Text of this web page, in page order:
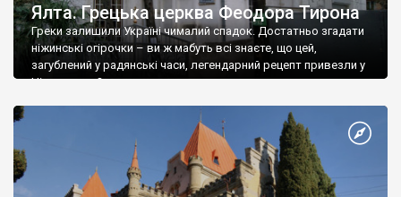
Ялта. Грецька церква Феодора Тирона
Греки залишили Україні чималий спадок. Достатньо згадати
ніжинські огірочки – ви ж мабуть всі знаєте, що цей,
загублений у радянські часи, легендарний рецепт привезли у
Ніжин греки?